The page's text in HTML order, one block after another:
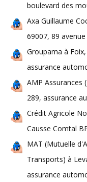
boulevard des
Axa Guillaume
69007, 89
Groupama à
assurance
AMP Assurances
289, assurance
Crédit Agricole
Causse Comtal
MAT (Mutuelle
Transports) à
assurance